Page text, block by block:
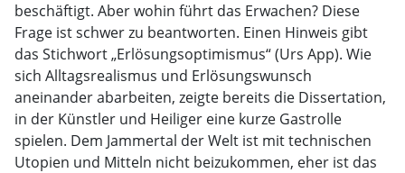
beschäftigt. Aber wohin führt das Erwachen? Diese
Frage ist schwer zu beantworten. Einen Hinweis gibt
das Stichwort „Erlösungsoptimismus“ (Urs App). Wie
sich Alltagsrealismus und Erlösungswunsch
aneinander abarbeiten, zeigte bereits die Dissertation,
in der Künstler und Heiliger eine kurze Gastrolle
spielen. Dem Jammertal der Welt ist mit technischen
Utopien und Mitteln nicht beizukommen, eher ist das